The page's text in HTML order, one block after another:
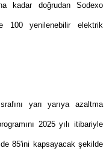
kadar doğrudan Sodexo
100 yenilenebilir elektrik
yarı yarıya azaltma
2025 yılı itibariyle
85'ini kapsayacak şekilde